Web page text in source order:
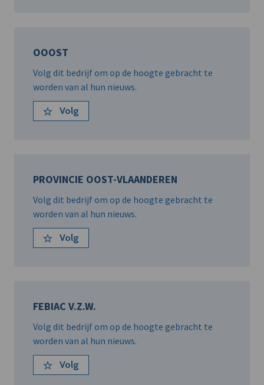
OOOST
Volg dit bedrijf om op de hoogte gebracht te
worden van al hun nieuws.
Volg
PROVINCIE OOST-VLAANDEREN
Volg dit bedrijf om op de hoogte gebracht te
worden van al hun nieuws.
Volg
FEBIAC V.Z.W.
Volg dit bedrijf om op de hoogte gebracht te
worden van al hun nieuws.
Volg